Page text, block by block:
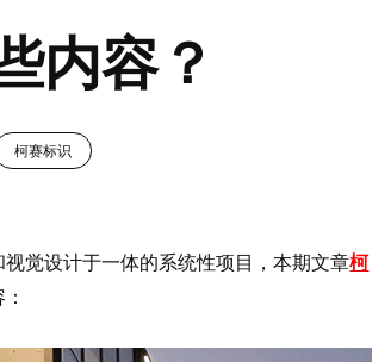
内容？
柯赛标识
觉设计于一体的系统性项目，本期文章柯